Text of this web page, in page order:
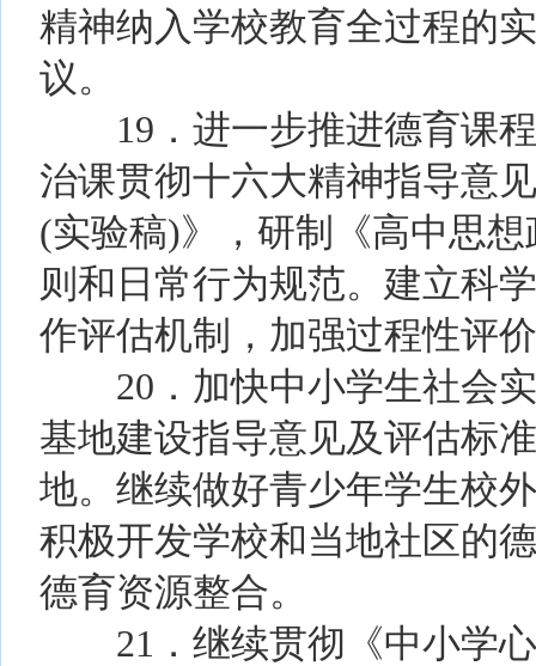
精神纳入学校教育全过程的
议。
19．进一步推进德育课程
治课贯彻十六大精神指导意
(实验稿)》，研制《高中思
则和日常行为规范。建立科
作评估机制，加强过程性评
20．加快中小学生社会实
基地建设指导意见及评估标
地。继续做好青少年学生校
积极开发学校和当地社区的
德育资源整合。
21．继续贯彻《中小学心